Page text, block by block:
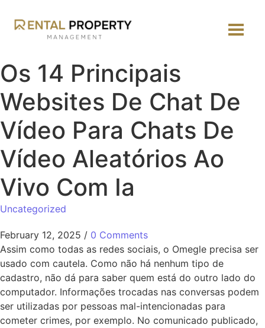
Os 14 Principais
Websites De Chat De
Vídeo Para Chats De
Vídeo Aleatórios Ao
Vivo Com Ia
Uncategorized
February 12, 2025 / 0 Comments
Assim como todas as redes sociais, o Omegle precisa ser
usado com cautela. Como não há nenhum tipo de
cadastro, não dá para saber quem está do outro lado do
computador. Informações trocadas nas conversas podem
ser utilizadas por pessoas mal-intencionadas para
cometer crimes, por exemplo. No comunicado publicado,